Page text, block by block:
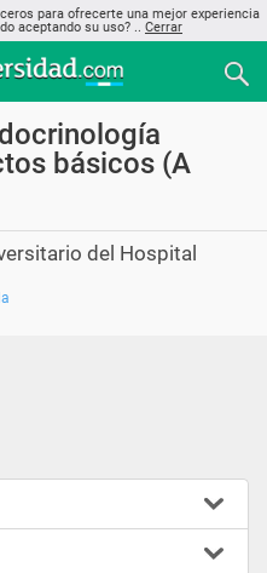
para ofrecerte una mejor experiencia
aceptando su uso? .. Cerrar
básicos (A
del Hospital